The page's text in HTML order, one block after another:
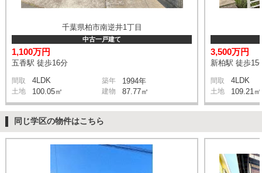
千葉県柏市南逆井1丁目
中古一戸建て
1,100万円
五香駅 徒歩16分
間取 4LDK 築年 1994年
土地 100.05㎡ 建物 87.77㎡
3,500万円
新柏駅 徒歩15
間取 4LDK
土地 109.21㎡
同じ学区の物件はこちら